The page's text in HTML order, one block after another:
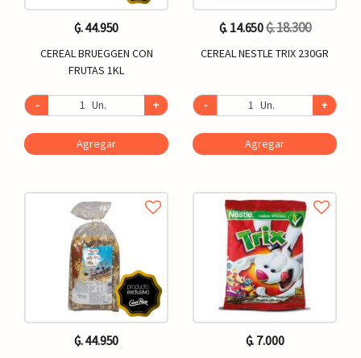
₲. 44.950
CEREAL BRUEGGEN CON
FRUTAS 1KL
- Un. +
Agregar
₲. 44.950
₲. 14.650₲. 18.300
CEREAL NESTLE TRIX 230GR
- Un. +
Agregar
₲. 7.000